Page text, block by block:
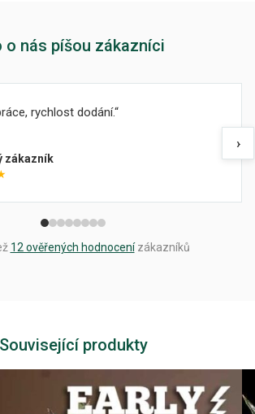
o nás píšou zákazníci
rychlost dodání.
zákazník
›
12 ověřených hodnocenízákazníků
Související produkty